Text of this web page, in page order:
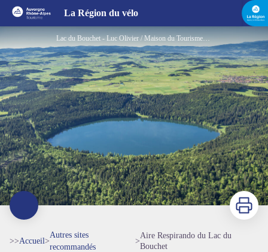
La Région du vélo
Lac du Bouchet - Luc Olivier / Maison du Tourisme de la Haute-Loire
Imprimer
>>Accueil>
Autres sites
recommandés
>
Aire Respirando du Lac du
Bouchet